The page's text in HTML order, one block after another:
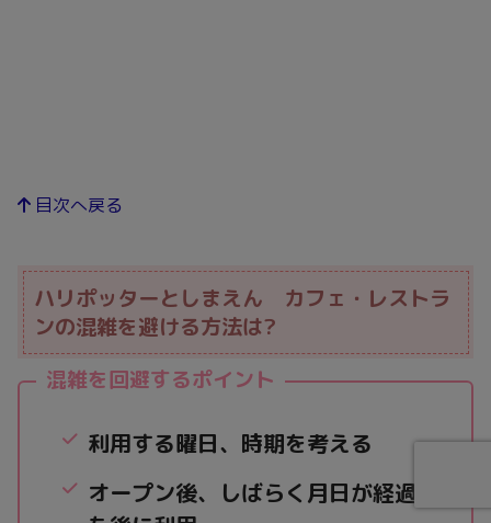
目次へ戻る
ハリポッターとしまえん カフェ・レストラ
ンの混雑を避ける方法は?
混雑を回避するポイント
利用する曜日、時期を考える
オープン後、しばらく月日が経過し